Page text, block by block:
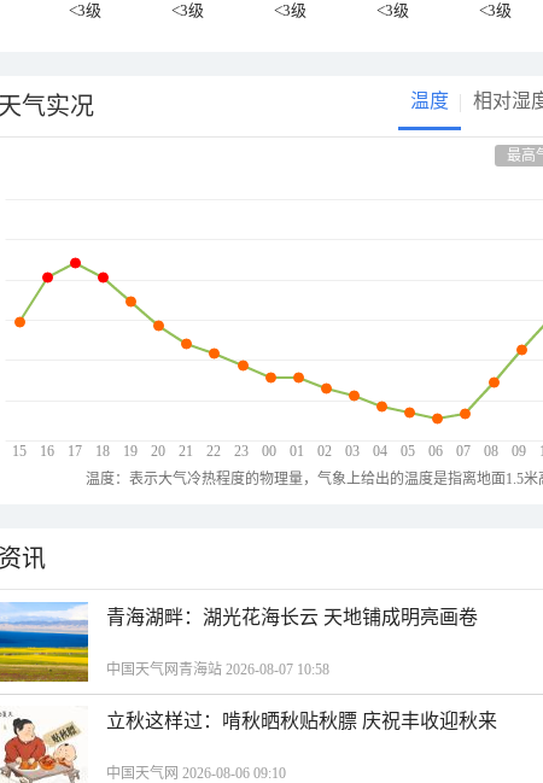
<3级 <3级 <3级 <3级 <3级
气实况 温度 相对湿
最高
15 16 17 18 19 20 21 22 23 00 01 02 03 04 05 06 07 08 09
温度：表示大气冷热程度的物理量，气象上给出的温度是指离地面1.5米
讯
青海湖畔：湖光花海长云 天地铺成明亮画卷
中国天气网青海站 2026-08-07 10:58
立秋这样过：啃秋晒秋贴秋膘 庆祝丰收迎秋来
中国天气网 2026-08-06 09:10